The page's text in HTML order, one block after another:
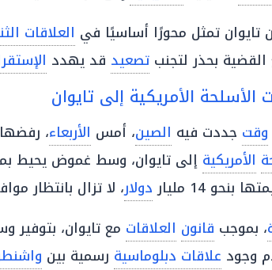
تمثل محورًا أساسيًا في العلاقات
بحذر لتجنب تصعيد قد يهدد
الأمريكية إلى تايوان
وقت جددت فيه الصين، أمس الأربعاء،
الأمريكية إلى تايوان، وسط غموض يحيط
بنحو 14 مليار دولار، لا تزال بانتظار
، بموجب قانون العلاقات مع تايوان، بتوفير
وجود علاقات دبلوماسية رسمية بين